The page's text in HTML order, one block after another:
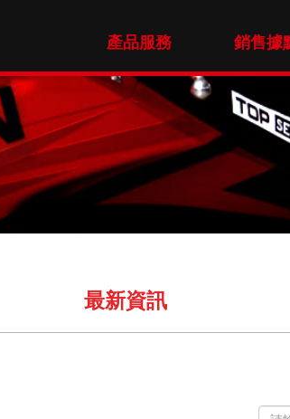
產品服務 銷售據
最新資訊